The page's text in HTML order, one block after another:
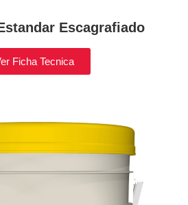
Escagrafiado
Ficha Tecnica